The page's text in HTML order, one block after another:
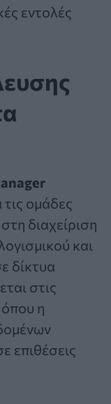
εντολές
τις ομάδες
διαχείριση
και
δίκτυα
στις
η
επιθέσεις